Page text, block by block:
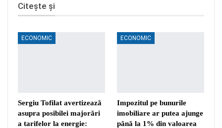
Citește și
ECONOMIC
Sergiu Tofilat avertizează
asupra posibilei majorări
a tarifelor la energie:
ECONOMIC
Impozitul pe bunurile
imobiliare ar putea ajunge
până la 1% din valoarea